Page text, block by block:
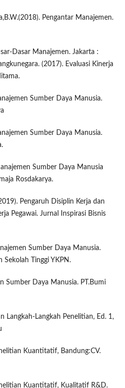
Pengantar Manajemen.
Dasar Manajemen. Jakarta :
(2017). Evaluasi Kinerja
Sumber Daya Manusia.
Sumber Daya Manusia.
Sumber Daya Manusia
Rosdakarya.
Pengaruh Disiplin Kerja dan
Pegawai. Jurnal Inspirasi Bisnis
Sumber Daya Manusia.
Sekolah Tinggi YKPN.
Sumber Daya Manusia. PT.Bumi
Langkah-Langkah Penelitian, Ed. 1,
Kuantitatif, Bandung:CV.
Kuantitatif, Kualitatif R&D.